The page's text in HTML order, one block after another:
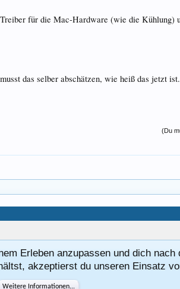
für die Mac-Hardware (wie die Kühlung)
das selber abschätzen, wie heiß das jetzt ist.
(Du
Erleben anzupassen und dich
akzeptierst du unseren Einsatz
Weitere Informationen...